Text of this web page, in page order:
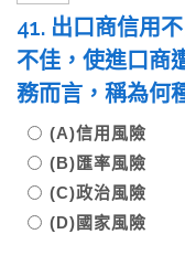
41. 出口商信用
不佳，使進口商
務而言，稱為何
(A)信用風險
(B)匯率風險
(C)政治風險
(D)國家風險